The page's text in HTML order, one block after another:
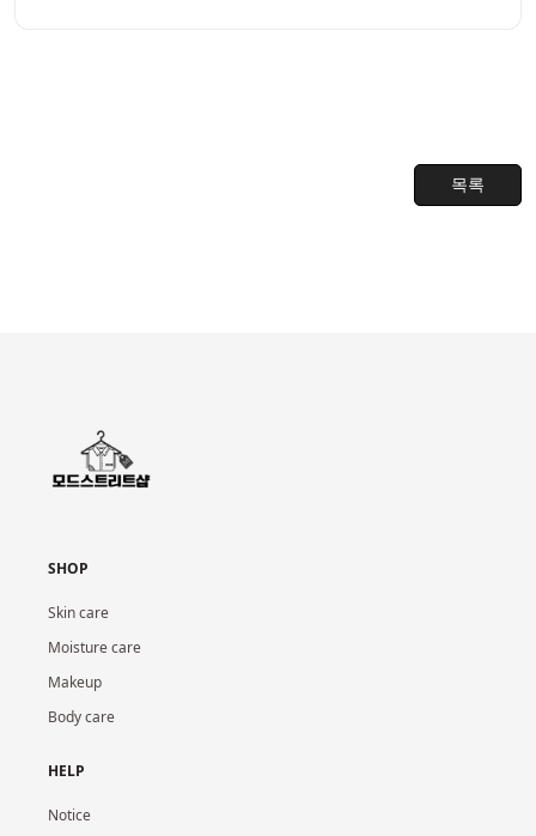
목록
SHOP
Skin care
Moisture care
Makeup
Body care
HELP
Notice